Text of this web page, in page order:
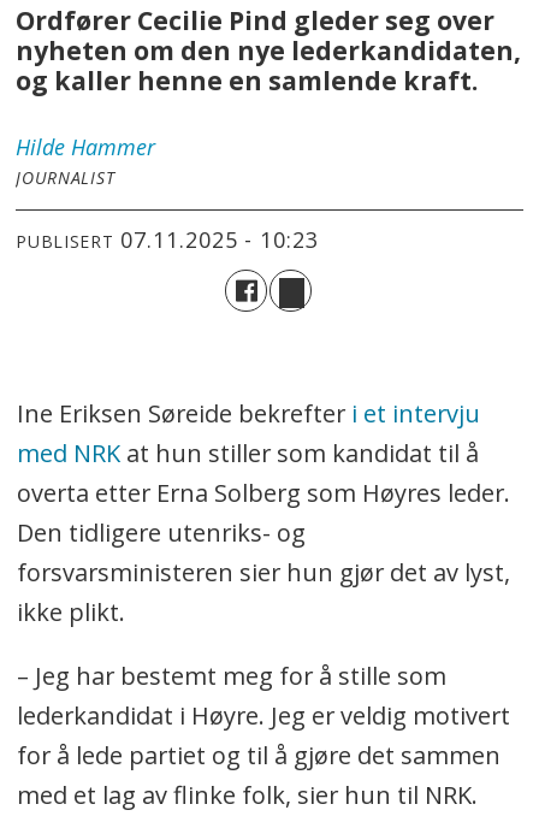
Ordfører Cecilie Pind gleder seg over
nyheten om den nye lederkandidaten,
og kaller henne en samlende kraft.
Hilde Hammer
JOURNALIST
PUBLISERT 07.11.2025 - 10:23
Ine Eriksen Søreide bekrefter i et intervju
med NRKat hun stiller som kandidat til å
overta etter Erna Solberg som Høyres leder.
Den tidligere utenriks- og
forsvarsministeren sier hun gjør det av lyst,
ikke plikt.
– Jeg har bestemt meg for å stille som
lederkandidat i Høyre. Jeg er veldig motivert
for å lede partiet og til å gjøre det sammen
med et lag av flinke folk, sier hun til NRK.